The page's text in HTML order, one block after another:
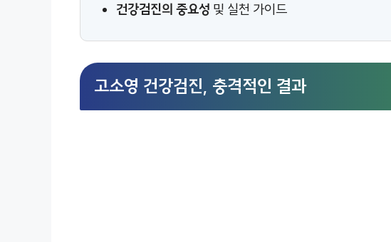
건강검진의 중요성 및 실천 가이드
고소영 건강검진, 충격적인 결과